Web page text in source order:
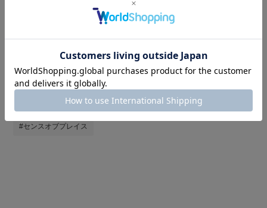
#シャツ #シャツスタイル
#ブラウスコーデ #白パンツ #パンツ
#お出かけコーデ #おでかけコーデ #通勤コーデ
#帰省コーデ #休日スタイル
#センスオブプレイス